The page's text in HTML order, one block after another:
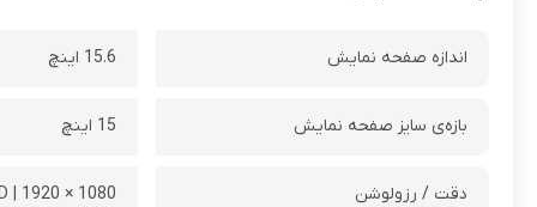
اندازه صفحه نمایش 15.6 اینچ
بازه‌ی سایز صفحه نمایش 15 اینچ
دقت / رزولوشن 1080 × 1920 | FHD